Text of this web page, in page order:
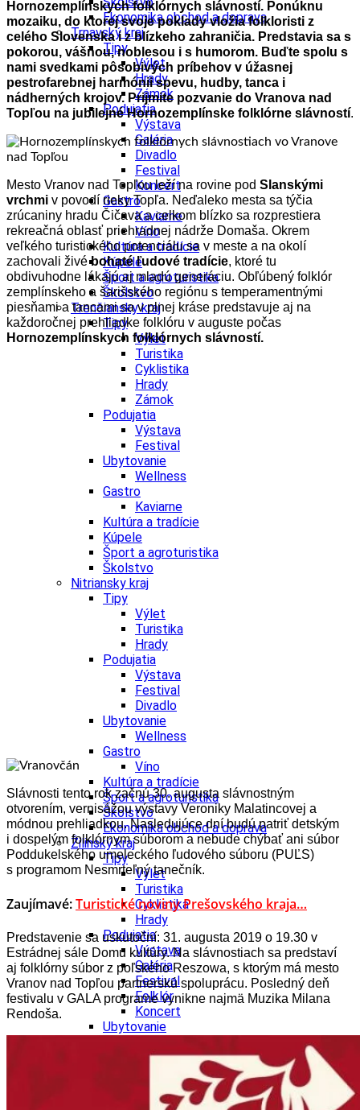
Ekonomika obchod a doprava
Trnavský kraj
Tipy
Výlet
Hrady
Zámok
Podujatia
Výstava
Galéria
Divadlo
Festival
Koncert
Gastro
Kaviarne
Víno
Kultúra a tradície
Kúpele
Šport a agroturistika
Školstvo
Trenčiansky kraj
Tipy
Výlet
Turistika
Cyklistika
Hrady
Zámok
Podujatia
Výstava
Festival
Ubytovanie
Wellness
Gastro
Kaviarne
Kultúra a tradície
Kúpele
Šport a agroturistika
Školstvo
Nitriansky kraj
Tipy
Výlet
Turistika
Hrady
Podujatia
Výstava
Festival
Divadlo
Ubytovanie
Wellness
Gastro
Víno
Kultúra a tradície
Šport a agroturistika
Školstvo
Ekonomika obchod a doprava
Žilinský kraj
Tipy
Výlet
Turistika
Cyklistika
Hrady
Podujatia
Výstava
Galéria
Festival
Folklór
Koncert
Ubytovanie
Wellness
Kultúra a tradície
Hornozemplínskych folklórnych slávností. Ponúknu
mozaiku, do ktorej svoje poklady vložia folkloristi z
celého Slovenska i z blízkeho zahraničia. Predstavia sa s
pokorou, vášňou, noblesou i s humorom. Buďte spolu s
nami svedkami pôsobivých príbehov v úžasnej
pestrofarebnej harmónii spevu, hudby, tanca i
nádherných krojov. Prijmite pozvanie do Vranova nad
Topľou na jubilejné Hornozemplínske folklórne slávností.
Mesto Vranov nad Topľou leží na rovine pod Slanskými
vrchmi v povodí rieky Topľa. Neďaleko mesta sa týčia
zrúcaniny hradu Čičava a celkom blízko sa rozprestiera
rekreačná oblasť priehradnej nádrže Domaša. Okrem
veľkého turistického potenciálu sa v meste a na okolí
zachovali živébohaté ľudové tradície, ktoré tu
obdivuhodne lákajú aj mladú generáciu. Obľúbený folklór
zemplínskeho a šarišského regiónu s temperamentnými
piesňami a tancami sa v plnej kráse predstavuje aj na
každoročnej prehliadke folklóru v auguste počas
Hornozemplínskych folklórnych slávností.
Slávnosti tento rok začnú30. augusta slávnostným
otvorením, vernisážou výstavy Veroniky Malatincovej a
módnou prehliadkou. Nasledujúce dní budú patriť detským
i dospelým folklórnym súborom a nebude chýbať ani súbor
Poddukelského umeleckého ľudového súboru (PUĽS)
s programom Nesmrteľný tanečník.
Zaujímavé:Turistické noviny Prešovského kraja…
Predstavenie sa uskutoční: 31. augusta 2019 o 19.30 v
Estrádnej sále Domu kultúry.Na slávnostiach sa predstaví
aj folklórny súbor z poľského Reszowa, s ktorým má mesto
Vranov nad Topľou partnerskú spoluprácu. Posledný deň
festivalu v GALA programe vynikne najmä Muzika Milana
Rendoša.